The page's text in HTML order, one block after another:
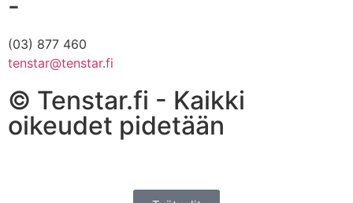
(03) 877 460
tenstar@tenstar.fi
© Tenstar.fi - Kaikki
oikeudet pidetään